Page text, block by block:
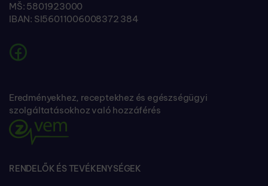
MŠ: 5801923000
IBAN: SI56011006008372 384
Eredményekhez, receptekhez és egészségügyi
szolgáltatásokhoz való hozzáférés
RENDELŐK ÉS TEVÉKENYSÉGEK